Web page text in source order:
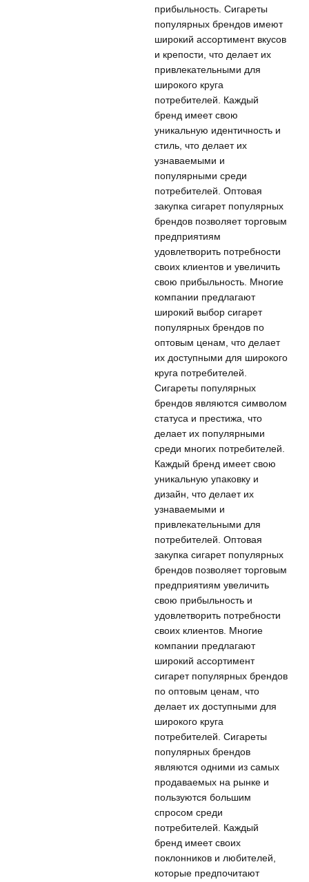
прибыльность. Сигареты
популярных брендов имеют
широкий ассортимент вкусов
и крепости, что делает их
привлекательными для
широкого круга
потребителей. Каждый
бренд имеет свою
уникальную идентичность и
стиль, что делает их
узнаваемыми и
популярными среди
потребителей. Оптовая
закупка сигарет популярных
брендов позволяет торговым
предприятиям
удовлетворить потребности
своих клиентов и увеличить
свою прибыльность. Многие
компании предлагают
широкий выбор сигарет
популярных брендов по
оптовым ценам, что делает
их доступными для широкого
круга потребителей.
Сигареты популярных
брендов являются символом
статуса и престижа, что
делает их популярными
среди многих потребителей.
Каждый бренд имеет свою
уникальную упаковку и
дизайн, что делает их
узнаваемыми и
привлекательными для
потребителей. Оптовая
закупка сигарет популярных
брендов позволяет торговым
предприятиям увеличить
свою прибыльность и
удовлетворить потребности
своих клиентов. Многие
компании предлагают
широкий ассортимент
сигарет популярных брендов
по оптовым ценам, что
делает их доступными для
широкого круга
потребителей. Сигареты
популярных брендов
являются одними из самых
продаваемых на рынке и
пользуются большим
спросом среди
потребителей. Каждый
бренд имеет своих
поклонников и любителей,
которые предпочитают